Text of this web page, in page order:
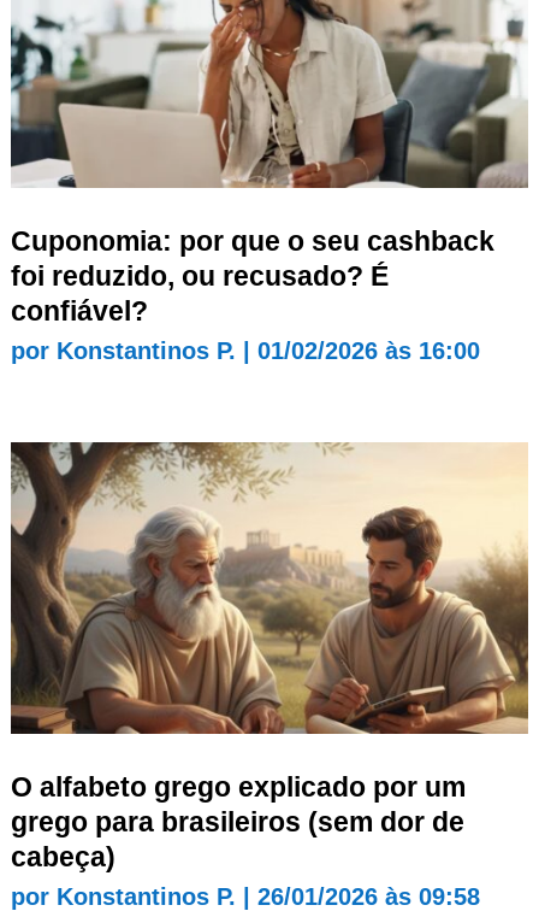
Cuponomia: por que o seu cashback
foi reduzido, ou recusado? É
confiável?
por Konstantinos P. 01/02/2026 às 16:00
O alfabeto grego explicado por um
grego para brasileiros (sem dor de
cabeça)
por Konstantinos P. 26/01/2026 às 09:58